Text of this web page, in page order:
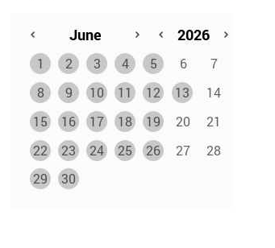
1 2 3 4 5 6
7
8
9 10 11 12 13
14
15
16 17 18 19 20
21
22
23 24 25 26 27
28
29
30